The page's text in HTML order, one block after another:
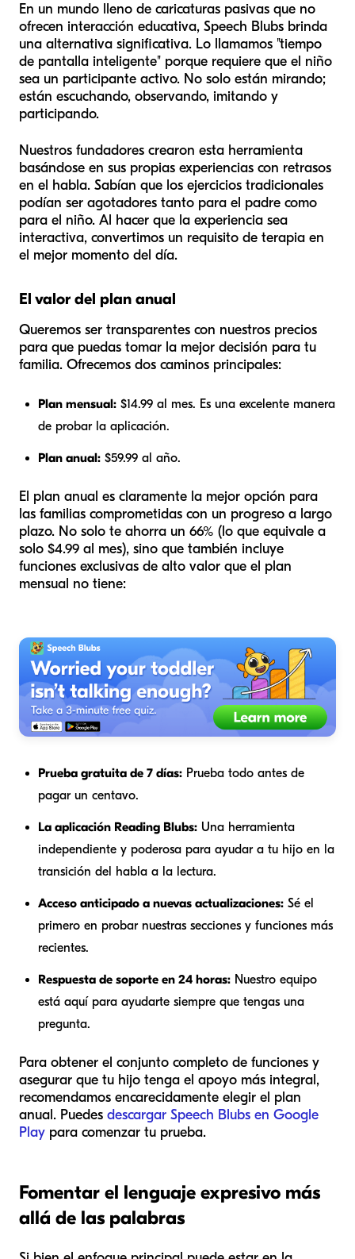
En un mundo lleno de caricaturas pasivas que no
ofrecen interacción educativa, Speech Blubs brinda
una alternativa significativa. Lo llamamos "tiempo
de pantalla inteligente" porque requiere que el niño
sea un participante activo. No solo están mirando;
están escuchando, observando, imitando y
participando.
Nuestros fundadores crearon esta herramienta
basándose en sus propias experiencias con retrasos
en el habla. Sabían que los ejercicios tradicionales
podían ser agotadores tanto para el padre como
para el niño. Al hacer que la experiencia sea
interactiva, convertimos un requisito de terapia en
el mejor momento del día.
El valor del plan anual
Queremos ser transparentes con nuestros precios
para que puedas tomar la mejor decisión para tu
familia. Ofrecemos dos caminos principales:
Plan mensual: $14.99 al mes. Es una excelente manera
de probar la aplicación.
Plan anual: $59.99 al año.
El plan anual es claramente la mejor opción para
las familias comprometidas con un progreso a largo
plazo. No solo te ahorra un 66% (lo que equivale a
solo $4.99 al mes), sino que también incluye
funciones exclusivas de alto valor que el plan
mensual no tiene:
Prueba gratuita de 7 días: Prueba todo antes de
pagar un centavo.
La aplicación Reading Blubs: Una herramienta
independiente y poderosa para ayudar a tu hijo en la
transición del habla a la lectura.
Acceso anticipado a nuevas actualizaciones: Sé el
primero en probar nuestras secciones y funciones más
recientes.
Respuesta de soporte en 24 horas: Nuestro equipo
está aquí para ayudarte siempre que tengas una
pregunta.
Para obtener el conjunto completo de funciones y
asegurar que tu hijo tenga el apoyo más integral,
recomendamos encarecidamente elegir el plan
anual. Puedes descargar Speech Blubs en Google
Play para comenzar tu prueba.
Fomentar el lenguaje expresivo más
allá de las palabras